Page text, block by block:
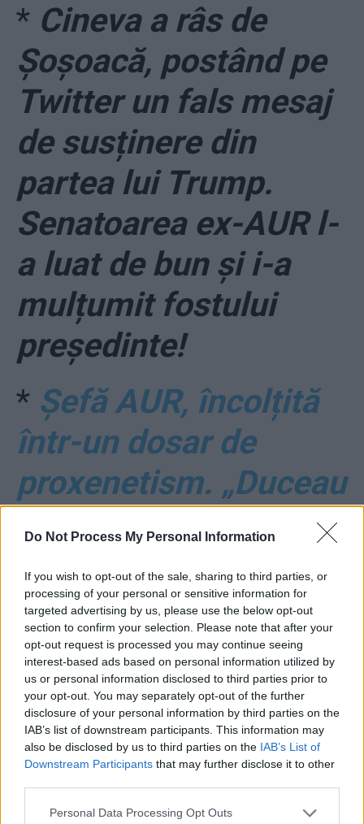
Do Not Process My Personal Information
If you wish to opt-out of the sale, sharing to third parties, or
processing of your personal or sensitive information for
targeted advertising by us, please use the below opt-out
section to confirm your selection. Please note that after your
opt-out request is processed you may continue seeing
interest-based ads based on personal information utilized by
us or personal information disclosed to third parties prior to
your opt-out. You may separately opt-out of the further
disclosure of your personal information by third parties on the
IAB’s list of downstream participants. This information may
also be disclosed by us to third parties on the IAB’s List of
Downstream Participants that may further disclose it to other
Personal Data Processing Opt Outs
* Cineva a râs de
Șoșoacă, postând pe
Twitter un fals mesaj
de susținere din
partea lui Trump.
Senatoarea ex-AUR l-
a luat de bun și i-a
mulțumit fostului
președinte!
* Șefă AUR, încolțită
într-un dosar de
proxenetism. „Duceau
fete în Tenerife şi
Madrid și le plasau
«la stradă»”
ad